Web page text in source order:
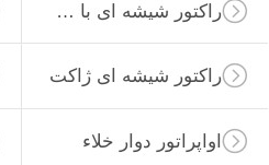
راکتور شیشه ای با فشار بالا
راکتور شیشه ای ژاکت
اواپراتور دوار خلاء